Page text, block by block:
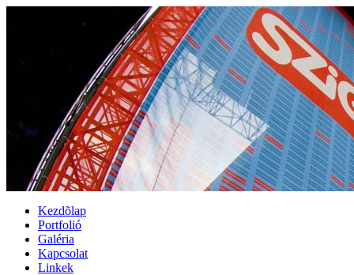
Kezdõlap
Portfolió
Galéria
Kapcsolat
Linkek